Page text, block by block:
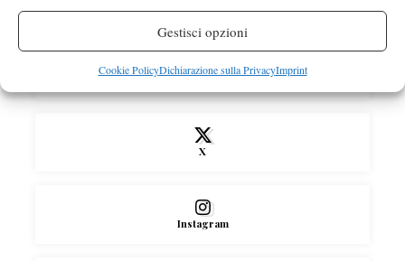
Gestisci opzioni
Cookie PolicyDichiarazione sulla PrivacyImprint
Facebook
X
Instagram